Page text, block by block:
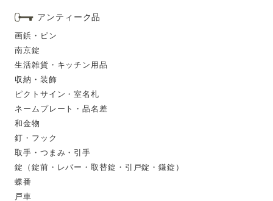
アンティーク品
画鋲・ピン
南京錠
生活雑貨・キッチン用品
収納・装飾
ピクトサイン・室名札
ネームプレート・品名差
和金物
釘・フック
取手・つまみ・引手
錠（錠前・レバー・取替錠・引戸錠・鎌錠）
蝶番
戸車